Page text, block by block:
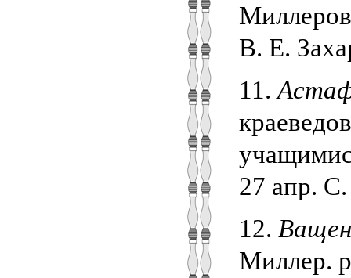
В. Е.
11.
27 апр.
12.
Миллер.